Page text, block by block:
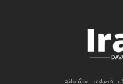
قصه‌ی عاشقانه